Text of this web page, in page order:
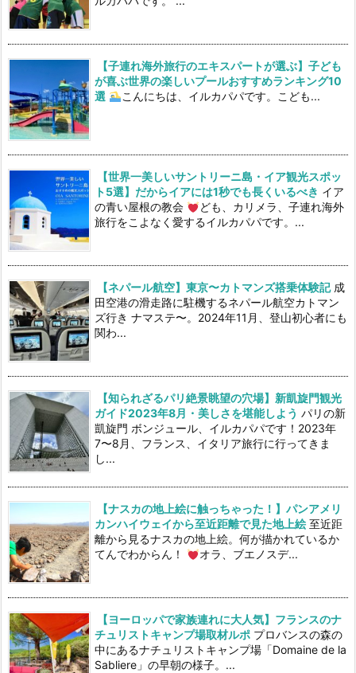
【子連れ海外旅行のエキスパートが選ぶ】子ども
が喜ぶ世界の楽しいプールおすすめランキング10
選
こんにちは、イルカパパです。こども...
【世界一美しいサントリーニ島・イア観光スポッ
ト5選】だからイアには1秒でも長くいるべき イア
の青い屋根の教会
ども、カリメラ、子連れ海外
旅行をこよなく愛するイルカパパです。...
【ネパール航空】東京〜カトマンズ搭乗体験記 成
田空港の滑走路に駐機するネパール航空カトマン
ズ行き ナマステ〜。2024年11月、登山初心者にも
関わ...
【知られざるパリ絶景眺望の穴場】新凱旋門観光
ガイド2023年8月・美しさを堪能しよう パリの新
凱旋門 ボンジュール、イルカパパです！2023年
7〜8月、フランス、イタリア旅行に行ってきま
し...
【ナスカの地上絵に触っちゃった！】パンアメリ
カンハイウェイから至近距離で見た地上絵 至近距
離から見るナスカの地上絵。何が描かれているか
てんでわからん！
オラ、ブエノスデ...
【ヨーロッパで家族連れに大人気】フランスのナ
チュリストキャンプ場取材ルポ プロバンスの森の
中にあるナチュリストキャンプ場「Domaine de la
Sabliere」の早朝の様子。...